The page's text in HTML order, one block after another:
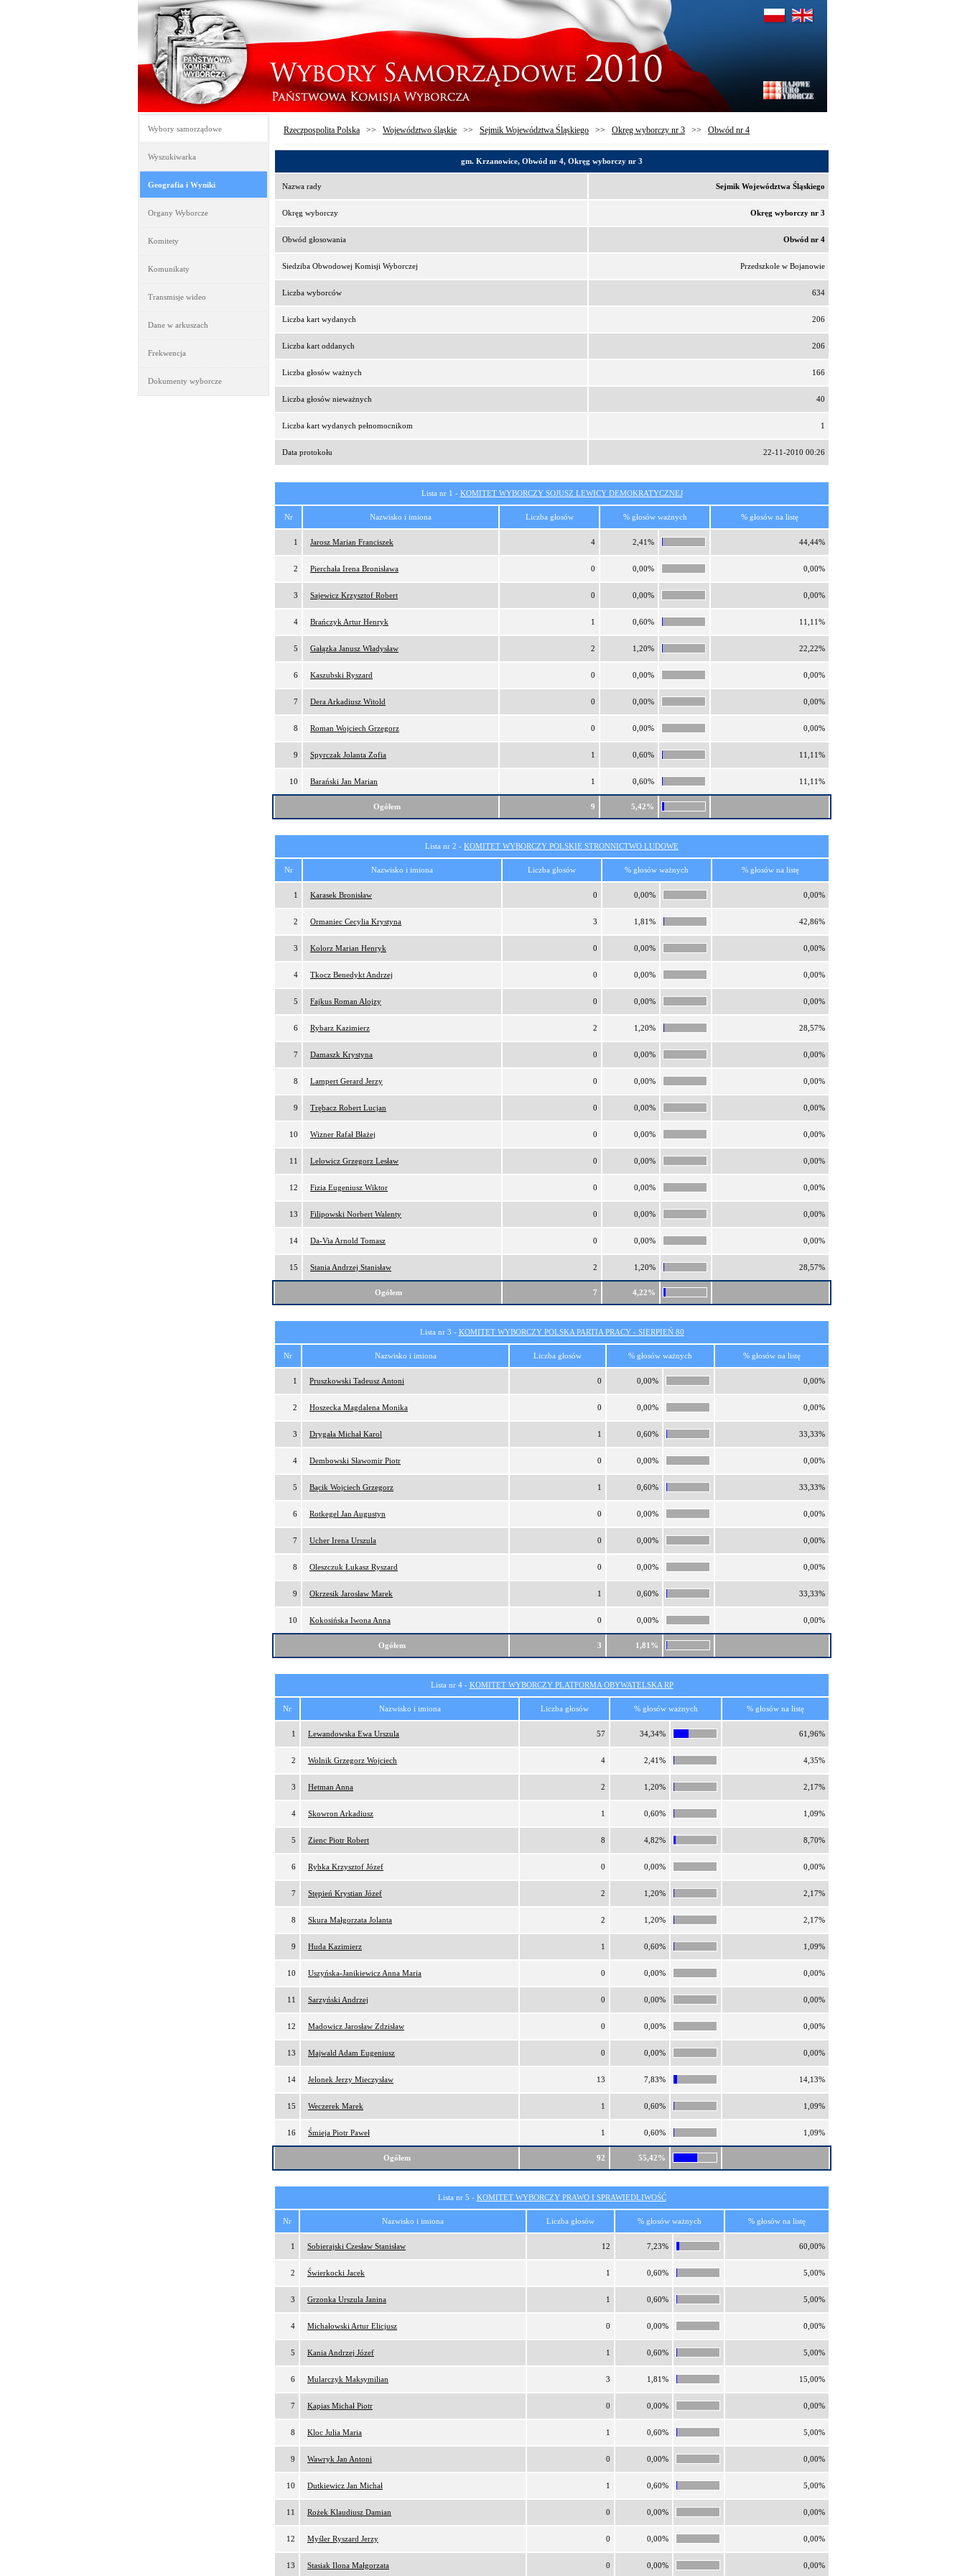
Wybory samorządowe
Wyszukiwarka
Geografia i Wyniki
Organy Wyborcze
Komitety
Komunikaty
Transmisje wideo
Dane w arkuszach
Frekwencja
Dokumenty wyborcze
Rzeczpospolita Polska >> Województwo śląskie >> Sejmik Województwa Śląskiego >> Okręg wyborczy nr 3 >> Obwód nr 4
gm. Krzanowice, Obwód nr 4, Okręg wyborczy nr 3
Nazwa rady Sejmik Województwa Śląskiego
Okręg wyborczy Okręg wyborczy nr 3
Obwód głosowania Obwód nr 4
Siedziba Obwodowej Komisji Wyborczej Przedszkole w Bojanowie
Liczba wyborców 634
Liczba kart wydanych 206
Liczba kart oddanych 206
Liczba głosów ważnych 166
Liczba głosów nieważnych 40
Liczba kart wydanych pełnomocnikom 1
Data protokołu 22-11-2010 00:26
Lista nr 1 - KOMITET WYBORCZY SOJUSZ LEWICY DEMOKRATYCZNEJ
Nr Nazwisko i imiona Liczba głosów % głosów ważnych % głosów na listę
1 Jarosz Marian Franciszek 4 2,41% 44,44%
2 Pierchała Irena Bronisława 0 0,00% 0,00%
3 Sajewicz Krzysztof Robert 0 0,00% 0,00%
4 Brańczyk Artur Henryk 1 0,60% 11,11%
5 Gałązka Janusz Władysław 2 1,20% 22,22%
6 Kaszubski Ryszard 0 0,00% 0,00%
7 Dera Arkadiusz Witold 0 0,00% 0,00%
8 Roman Wojciech Grzegorz 0 0,00% 0,00%
9 Spyrczak Jolanta Zofia 1 0,60% 11,11%
10 Barański Jan Marian 1 0,60% 11,11%
Ogółem 9 5,42%
Lista nr 2 - KOMITET WYBORCZY POLSKIE STRONNICTWO LUDOWE
Nr Nazwisko i imiona Liczba głosów % głosów ważnych % głosów na listę
1 Karasek Bronisław 0 0,00% 0,00%
2 Ormaniec Cecylia Krystyna 3 1,81% 42,86%
3 Kolorz Marian Henryk 0 0,00% 0,00%
4 Tkocz Benedykt Andrzej 0 0,00% 0,00%
5 Fajkus Roman Alojzy 0 0,00% 0,00%
6 Rybarz Kazimierz 2 1,20% 28,57%
7 Damaszk Krystyna 0 0,00% 0,00%
8 Lampert Gerard Jerzy 0 0,00% 0,00%
9 Trębacz Robert Lucjan 0 0,00% 0,00%
10 Wizner Rafał Błażej 0 0,00% 0,00%
11 Lelowicz Grzegorz Lesław 0 0,00% 0,00%
12 Fizia Eugeniusz Wiktor 0 0,00% 0,00%
13 Filipowski Norbert Walenty 0 0,00% 0,00%
14 Da-Via Arnold Tomasz 0 0,00% 0,00%
15 Stania Andrzej Stanisław 2 1,20% 28,57%
Ogółem 7 4,22%
Lista nr 3 - KOMITET WYBORCZY POLSKA PARTIA PRACY - SIERPIEŃ 80
Nr Nazwisko i imiona Liczba głosów % głosów ważnych % głosów na listę
1 Pruszkowski Tadeusz Antoni 0 0,00% 0,00%
2 Hoszecka Magdalena Monika 0 0,00% 0,00%
3 Drygała Michał Karol 1 0,60% 33,33%
4 Dembowski Sławomir Piotr 0 0,00% 0,00%
5 Bącik Wojciech Grzegorz 1 0,60% 33,33%
6 Rotkegel Jan Augustyn 0 0,00% 0,00%
7 Ucher Irena Urszula 0 0,00% 0,00%
8 Oleszczuk Łukasz Ryszard 0 0,00% 0,00%
9 Okrzesik Jarosław Marek 1 0,60% 33,33%
10 Kokosińska Iwona Anna 0 0,00% 0,00%
Ogółem 3 1,81%
Lista nr 4 - KOMITET WYBORCZY PLATFORMA OBYWATELSKA RP
Nr Nazwisko i imiona Liczba głosów % głosów ważnych % głosów na listę
1 Lewandowska Ewa Urszula 57 34,34% 61,96%
2 Wolnik Grzegorz Wojciech 4 2,41% 4,35%
3 Hetman Anna 2 1,20% 2,17%
4 Skowron Arkadiusz 1 0,60% 1,09%
5 Zienc Piotr Robert 8 4,82% 8,70%
6 Rybka Krzysztof Józef 0 0,00% 0,00%
7 Stępień Krystian Józef 2 1,20% 2,17%
8 Skura Małgorzata Jolanta 2 1,20% 2,17%
9 Huda Kazimierz 1 0,60% 1,09%
10 Uszyńska-Janikiewicz Anna Maria 0 0,00% 0,00%
11 Sarzyński Andrzej 0 0,00% 0,00%
12 Madowicz Jarosław Zdzisław 0 0,00% 0,00%
13 Majwald Adam Eugeniusz 0 0,00% 0,00%
14 Jelonek Jerzy Mieczysław 13 7,83% 14,13%
15 Weczerek Marek 1 0,60% 1,09%
16 Śmieja Piotr Paweł 1 0,60% 1,09%
Ogółem 92 55,42%
Lista nr 5 - KOMITET WYBORCZY PRAWO I SPRAWIEDLIWOŚĆ
Nr Nazwisko i imiona Liczba głosów % głosów ważnych % głosów na listę
1 Sobierajski Czesław Stanisław 12 7,23% 60,00%
2 Świerkocki Jacek 1 0,60% 5,00%
3 Grzonka Urszula Janina 1 0,60% 5,00%
4 Michałowski Artur Elicjusz 0 0,00% 0,00%
5 Kania Andrzej Józef 1 0,60% 5,00%
6 Mularczyk Maksymilian 3 1,81% 15,00%
7 Kapias Michał Piotr 0 0,00% 0,00%
8 Kloc Julia Maria 1 0,60% 5,00%
9 Wawryk Jan Antoni 0 0,00% 0,00%
10 Dutkiewicz Jan Michał 1 0,60% 5,00%
11 Rożek Klaudiusz Damian 0 0,00% 0,00%
12 Myśler Ryszard Jerzy 0 0,00% 0,00%
13 Stasiak Ilona Małgorzata 0 0,00% 0,00%